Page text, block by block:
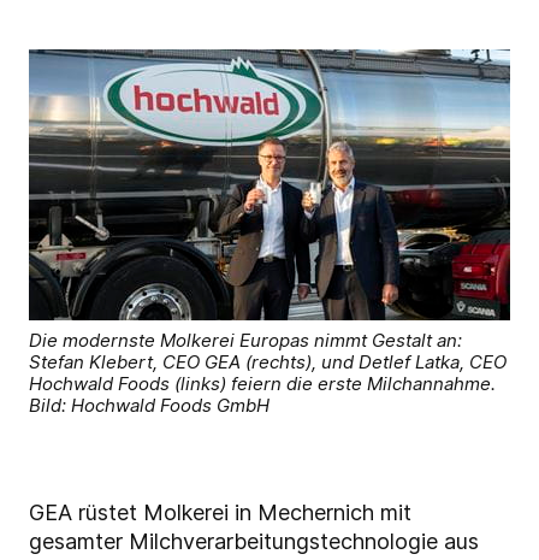
Die modernste Molkerei Europas nimmt Gestalt an:
Stefan Klebert, CEO GEA (rechts), und Detlef Latka, CEO
Hochwald Foods (links) feiern die erste Milchannahme.
Bild: Hochwald Foods GmbH
GEA rüstet Molkerei in Mechernich mit
gesamter Milchverarbeitungstechnologie aus